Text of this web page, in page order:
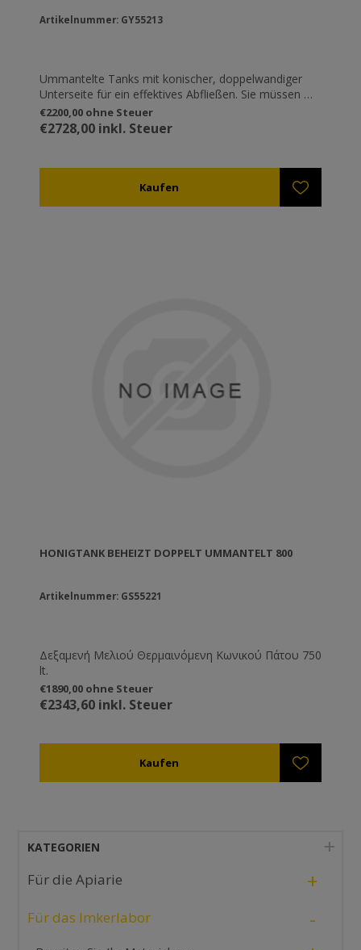
Artikelnummer: GY55213
Ummantelte Tanks mit konischer, doppelwandiger
Unterseite für ein effektives Abfließen. Sie müssen mit
einer Beheizungseinheit verbunden sein und einer
Zirkulationspumpe für heiße Flüssigkeiten wie
€2200,00 ohne Steuer
€2728,00 inkl. Steuer
HONIGTANK BEHEIZT DOPPELT UMMANTELT 800
Artikelnummer: GS55221
Δεξαμενή Μελιού Θερμαινόμενη Κωνικού Πάτου 750
lt.
€1890,00 ohne Steuer
€2343,60 inkl. Steuer
KATEGORIEN
Für die Apiarie +
Für das Imkerlabor -